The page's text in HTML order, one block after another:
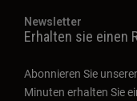
Newsletter
Erhalten sie einen
Abonnieren Sie
Minuten erhalten Sie